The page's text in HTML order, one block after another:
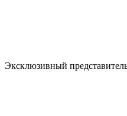
Эксклюзивный